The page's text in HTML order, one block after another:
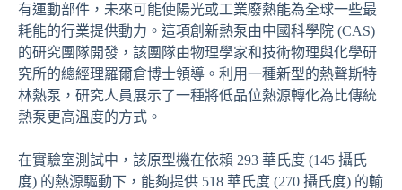
有運動部件，未來可能使陽光或工業廢熱能為全球一些最
耗能的行業提供動力。這項創新熱泵由中國科學院 (CAS)
的研究團隊開發，該團隊由物理學家和技術物理與化學研
究所的總經理羅爾倉博士領導。利用一種新型的熱聲斯特
林熱泵，研究人員展示了一種將低品位熱源轉化為比傳統
熱泵更高溫度的方式。
在實驗室測試中，該原型機在依賴 293 華氏度 (145 攝氏
度) 的熱源驅動下，能夠提供 518 華氏度 (270 攝氏度) 的輸